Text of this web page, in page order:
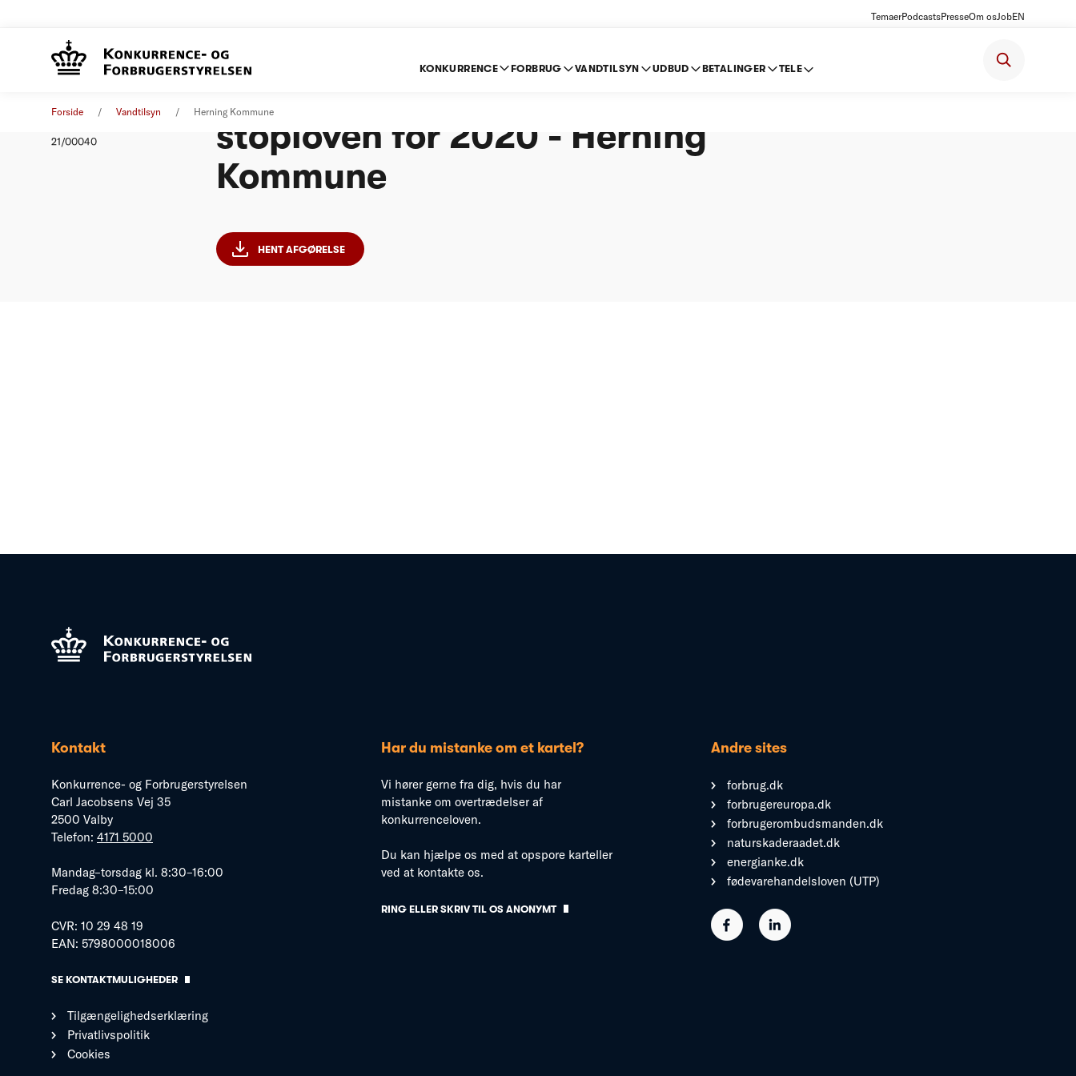
TemaerPodcastsPresseOm osJobEN
KONKURRENCE FORBRUG VANDTILSYN UDBUD BETALINGER TELE
Forside Vandtilsyn Herning Kommune
21/00040
stoploven for 2020 - Herning
Kommune
HENT AFGØRELSE
Kontakt
Konkurrence- og Forbrugerstyrelsen
Carl Jacobsens Vej 35
2500 Valby
Telefon: 4171 5000
Mandag–torsdag kl. 8:30–16:00
Fredag 8:30–15:00
CVR: 10 29 48 19
EAN: 5798000018006
SE KONTAKTMULIGHEDER
Tilgængelighedserklæring
Privatlivspolitik
Cookies
Har du mistanke om et kartel?
Vi hører gerne fra dig, hvis du har
mistanke om overtrædelser af
konkurrenceloven.
Du kan hjælpe os med at opspore karteller
ved at kontakte os.
RING ELLER SKRIV TIL OS ANONYMT
Andre sites
forbrug.dk
forbrugereuropa.dk
forbrugerombudsmanden.dk
naturskaderaadet.dk
energianke.dk
fødevarehandelsloven (UTP)